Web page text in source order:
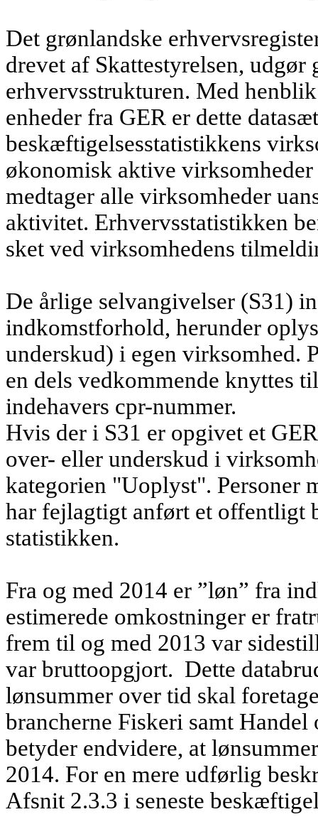
Det grønlandske
drevet af Skattestyrelsen,
erhvervsstrukturen. Med
enheder fra GER er dette
beskæftigelsesstatistikkens
økonomisk aktive
medtager alle virksomheder
aktivitet. Erhvervsstatistikken
sket ved virksomhedens
De årlige selvangivelser (S31)
indkomstforhold, herunder
underskud) i egen virksomhed.
en dels vedkommende knyttes
indehavers cpr-nummer.
Hvis der i S31 er opgivet et
over- eller underskud i
kategorien "Uoplyst". Personer
har fejlagtigt anført et offentligt
statistikken.
Fra og med 2014 er ”løn” fra
estimerede omkostninger er
frem til og med 2013 var
var bruttoopgjort. Dette
lønsummer over tid skal
brancherne Fiskeri samt
betyder endvidere, at
2014. For en mere udførlig
Afsnit 2.3.3 i seneste